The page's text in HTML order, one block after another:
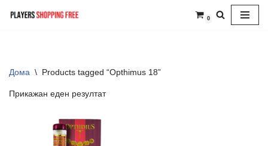
0
Дома \ Products tagged “Opthimus 18”
Прикажан еден резултат